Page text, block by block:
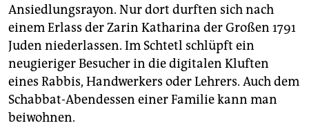
Ansiedlungsrayon. Nur dort durften sich nach
einem Erlass der Zarin Katharina der Großen 1791
Juden niederlassen. Im Schtetl schlüpft ein
neugieriger Besucher in die digitalen Kluften
eines Rabbis, Handwerkers oder Lehrers. Auch dem
Schabbat-Abendessen einer Familie kann man
beiwohnen.